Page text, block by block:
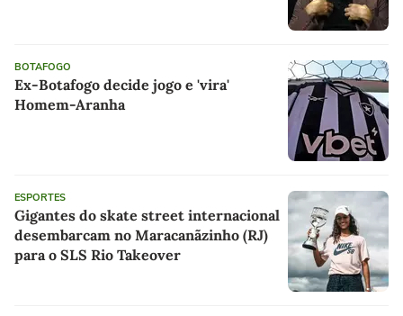
BOTAFOGO
Ex-Botafogo decide jogo e 'vira'
Homem-Aranha
ESPORTES
Gigantes do skate street internacional
desembarcam no Maracanãzinho (RJ)
para o SLS Rio Takeover